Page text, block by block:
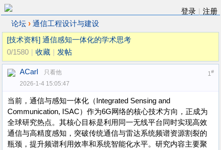
登录
注册
论坛 › 通信工程设计与建设
[技术资料] 通信感知一体化的学术思考
0/1580
收藏 发帖
1#
ACarl
只看他
2026-1-4 15:05:47
当前，通信与感知一体化（Integrated Sensing and
Communication, ISAC）作为6G网络的核心技术方向，正成为
全球研究热点。其核心目标是利用同一无线平台同时实现高效
通信与高精度感知，突破传统通信与雷达系统频谱资源割裂的
瓶颈，提升频谱利用效率和系统智能化水平。研究内容主要聚